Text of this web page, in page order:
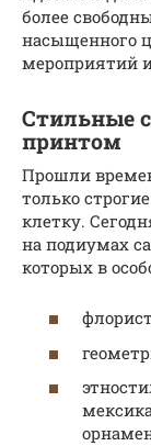
более
насыщенного
мероприятий
Стильные
принтом
Прошли
только
клетку.
на подиумах
которых в